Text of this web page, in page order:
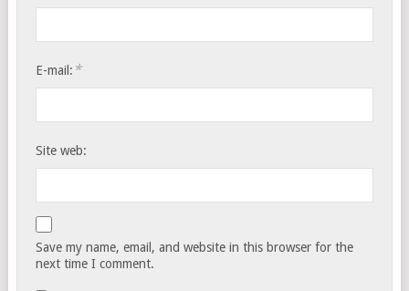
E-mail: *
Site web:
Save my name, email, and website in this browser for the
next time I comment.